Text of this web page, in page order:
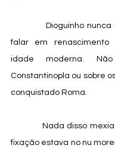
falar em renascimento
idade moderna.
Constantinopla ou sobre
conquistado Roma.
fixação estava no nu